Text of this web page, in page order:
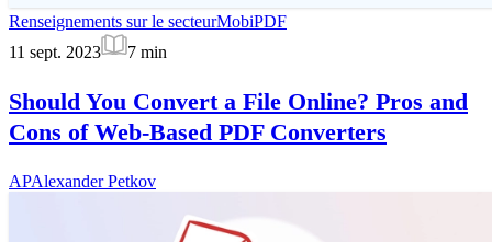
Renseignements sur le secteurMobiPDF
11 sept. 2023
7 min
Should You Convert a File Online? Pros and
Cons of Web-Based PDF Converters
APAlexander Petkov